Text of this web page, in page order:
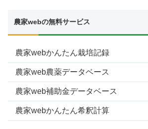
農家webの無料サービス
農家webかんたん栽培記録
農家web農薬データベース
農家web補助金データベース
農家webかんたん希釈計算